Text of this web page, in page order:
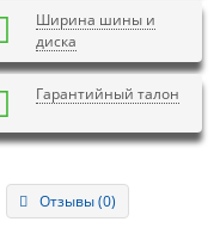
Ширина шины и
диска
Гарантийный талон
Отзывы (0)